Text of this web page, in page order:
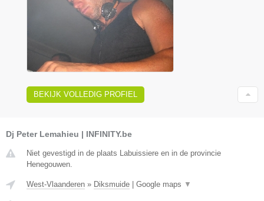
BEKIJK VOLLEDIG PROFIEL
Dj Peter Lemahieu | INFINITY.be
Niet gevestigd in de plaats Labuissiere en in de provincie
Henegouwen.
West-Vlaanderen » Diksmuide Google maps ▼